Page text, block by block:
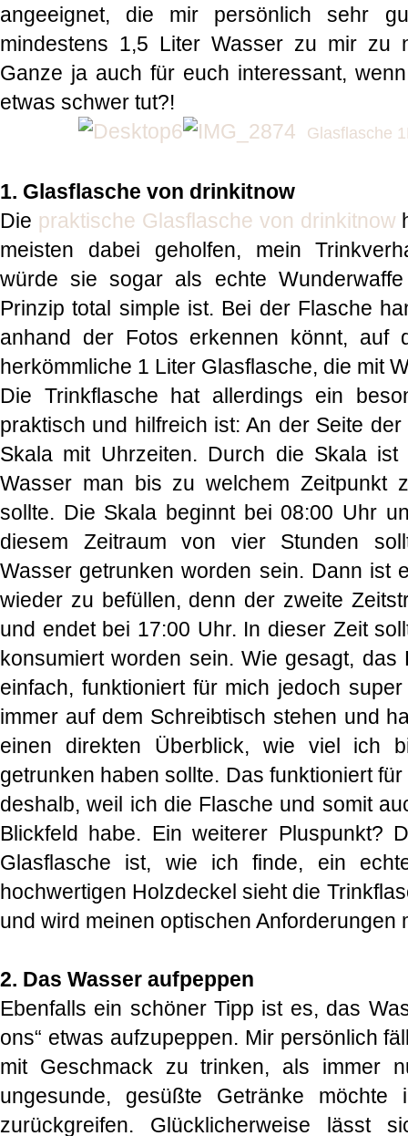
angeeignet, die mir persönlich sehr
mindestens 1,5 Liter Wasser zu mir zu
Ganze ja auch für euch interessant,
etwas schwer tut?!
Glasflasche
1. Glasflasche von drinkitnow
Die praktische Glasflasche von drinkitnow
meisten dabei geholfen, mein
würde sie sogar als echte
Prinzip total simple ist. Bei der Flasche
anhand der Fotos erkennen könnt, auf
herkömmliche 1 Liter Glasflasche, die mit
Die Trinkflasche hat allerdings ein
praktisch und hilfreich ist: An der Seite
Skala mit Uhrzeiten. Durch die Skala
Wasser man bis zu welchem Zeitpunkt
sollte. Die Skala beginnt bei 08:00 Uhr
diesem Zeitraum von vier Stunden
Wasser getrunken worden sein. Dann ist
wieder zu befüllen, denn der zweite
und endet bei 17:00 Uhr. In dieser Zeit
konsumiert worden sein. Wie gesagt, das
einfach, funktioniert für mich jedoch
immer auf dem Schreibtisch stehen und
einen direkten Überblick, wie viel ich
getrunken haben sollte. Das funktioniert
deshalb, weil ich die Flasche und somit
Blickfeld habe. Ein weiterer Pluspunkt?
Glasflasche ist, wie ich finde, ein
hochwertigen Holzdeckel sieht die
und wird meinen optischen Anforderungen
2. Das Wasser aufpeppen
Ebenfalls ein schöner Tipp ist es, das
ons“ etwas aufzupeppen. Mir persönlich
mit Geschmack zu trinken, als immer
ungesunde, gesüßte Getränke
zurückgreifen. Glücklicherweise lässt